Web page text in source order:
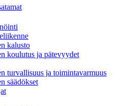
kalusto
koulutus ja pätevyydet
turvallisuus ja toimintavarmuus
säädökset